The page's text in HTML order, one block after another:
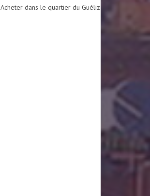
Acheter dans le quartier du Guéliz